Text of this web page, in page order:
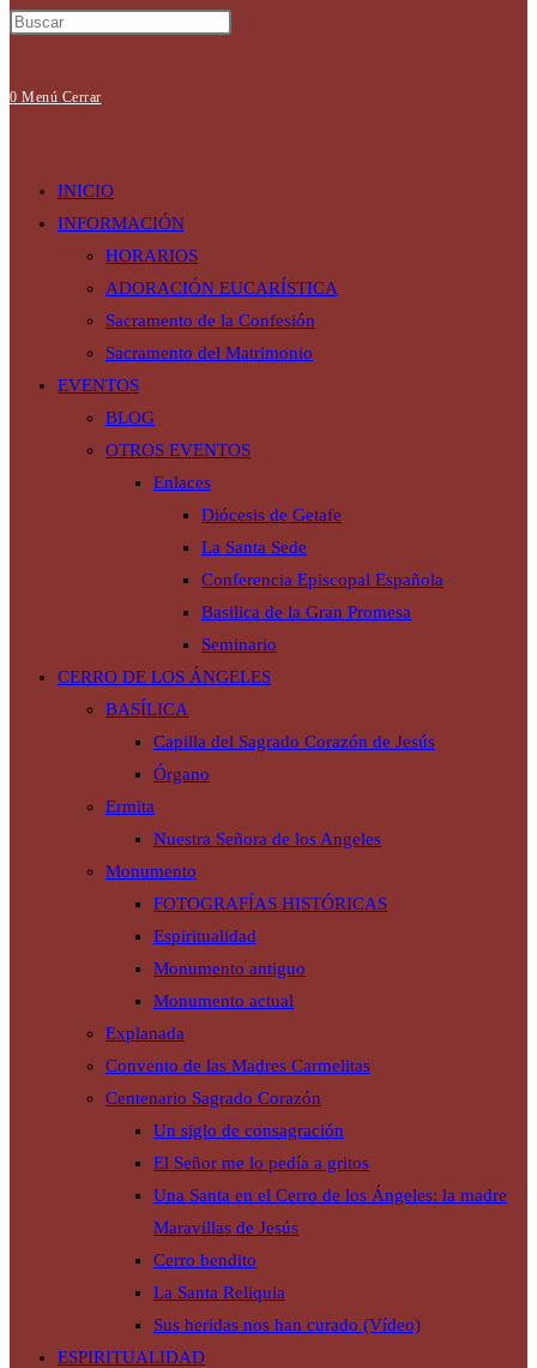
0 Menú Cerrar
INICIO
INFORMACIÓN
HORARIOS
ADORACIÓN EUCARÍSTICA
Sacramento de la Confesión
Sacramento del Matrimonio
EVENTOS
BLOG
OTROS EVENTOS
Enlaces
Diócesis de Getafe
La Santa Sede
Conferencia Episcopal Española
Basilica de la Gran Promesa
Seminario
CERRO DE LOS ÁNGELES
BASÍLICA
Capilla del Sagrado Corazón de Jesús
Órgano
Ermita
Nuestra Señora de los Angeles
Monumento
FOTOGRAFÍAS HISTÓRICAS
Espiritualidad
Monumento antiguo
Monumento actual
Explanada
Convento de las Madres Carmelitas
Centenario Sagrado Corazón
Un siglo de consagración
El Señor me lo pedía a gritos
Una Santa en el Cerro de los Ángeles: la madre
Maravillas de Jesús
Cerro bendito
La Santa Reliquia
Sus heridas nos han curado (Vídeo)
ESPIRITUALIDAD